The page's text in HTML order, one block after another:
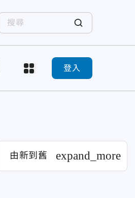
登入
由新到舊 expand_more